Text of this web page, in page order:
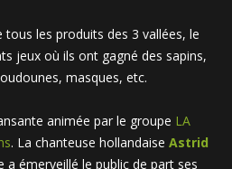
les produits des 3 vallées, le
jeux où ils ont gagné des sapins,
masques, etc.
animée par le groupe LA
. La chanteuse hollandaise Astrid
a émerveillé le public de part ses